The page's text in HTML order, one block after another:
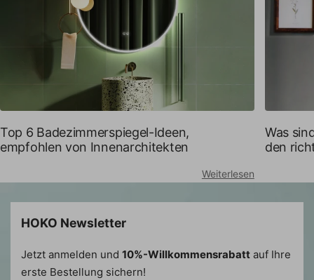
Top 6 Badezimmerspiegel-Ideen,
empfohlen von Innenarchitekten
Weiterlesen
Was
den
HOKO Newsletter
Jetzt anmelden und 10%-Willkommensrabatt auf Ihre
erste Bestellung sichern!